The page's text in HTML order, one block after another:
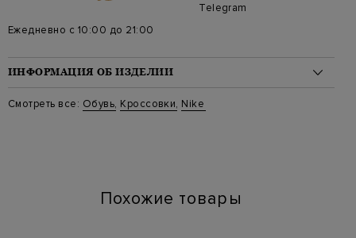
Telegram
Ежедневно с 10:00 до 21:00
ИНФОРМАЦИЯ ОБ ИЗДЕЛИИ
Материал: кожа 75%, замша 20%, текстиль 5%
Стиль: Низкие, Air Humara
Смотреть все: Обувь, Кроссовки, Nike
Похожие товары